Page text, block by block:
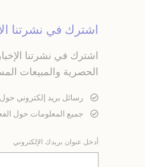
اشترك في نشرتنا
اشترك في نشرتنا
الحصرية والمبيعات
رسائل بريد إلكتروني
جميع المعلومات حول
أدخل عنوان بريدك الإلكتروني